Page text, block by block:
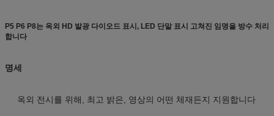
P5 P6 P8는 옥외 HD 발광 다이오드 표시, LED 단말 표시 고쳐진 임명을 방수 처리
합니다
명세
옥외 전시를 위해, 최고 밝은, 영상의 어떤 체재든지 지원합니다